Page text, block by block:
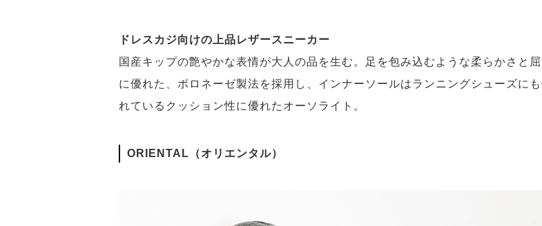
ドレスカジ向けの上品レザースニーカー
国産キップの艶やかな表情が大人の品を生む。足を包み込むような柔らかさと
に優れた、ボロネーゼ製法を採用し、インナーソールはランニングシューズに
れているクッション性に優れたオーソライト。
ORIENTAL（オリエンタル）